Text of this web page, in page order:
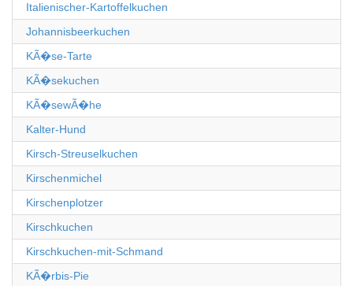
Italienischer-Kartoffelkuchen
Johannisbeerkuchen
KÃ�se-Tarte
KÃ�sekuchen
KÃ�sewÃ�he
Kalter-Hund
Kirsch-Streuselkuchen
Kirschenmichel
Kirschenplotzer
Kirschkuchen
Kirschkuchen-mit-Schmand
KÃ�rbis-Pie